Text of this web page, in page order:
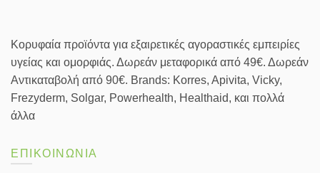
Κορυφαία προϊόντα για εξαιρετικές αγοραστικές εμπειρίες
υγείας και ομορφιάς. Δωρεάν μεταφορικά από 49€. Δωρεάν
Αντικαταβολή από 90€. Brands: Korres, Apivita, Vicky,
Frezyderm, Solgar, Powerhealth, Healthaid, και πολλά
άλλα
ΕΠΙΚΟΙΝΩΝΙΑ